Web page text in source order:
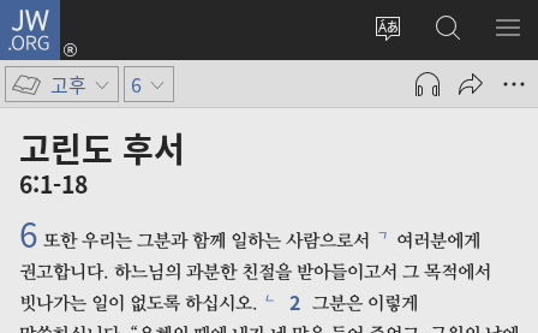
JW.ORG
사이트
언어
변경
로그인
(새로운
열기)
JW.ORG
검색
메
고후 6
고린도 후서
6:1-18
6 또한 우리는 그분과 함께 일하는 사람으로서 ㄱ 여러분에게
권고합니다. 하느님의 과분한 친절을 받아들이고서 그 목적에서
빗나가는 일이 없도록 하십시오. ㄴ 2 그분은 이렇게